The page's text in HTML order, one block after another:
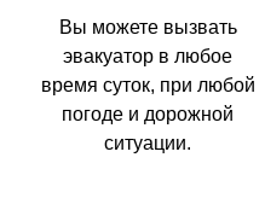
Вы можете вызвать
эвакуатор в любое
время суток, при любой
погоде и дорожной
ситуации.